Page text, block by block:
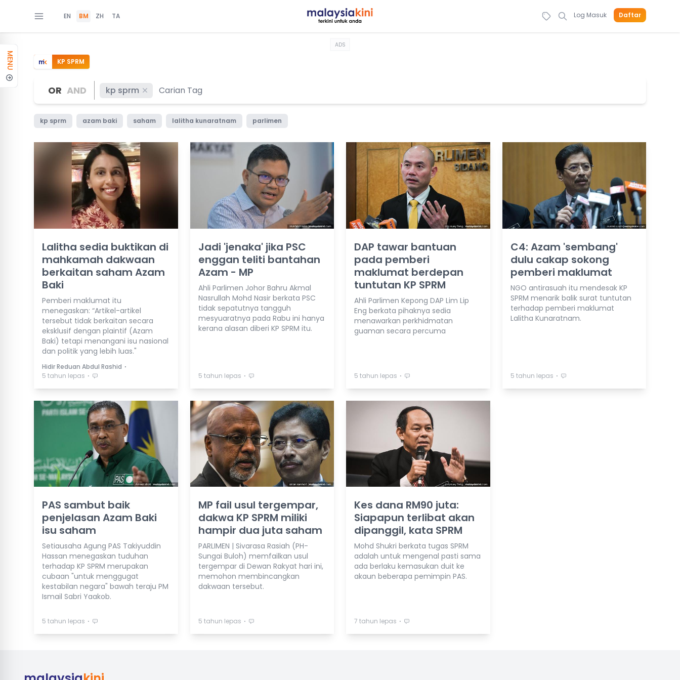
EN BM ZH TA Log Masuk Daftar
MENU
ADS
KP SPRM
OR AND kp sprm
kp sprm azam baki saham lalitha kunaratnam parlimen
Lalitha sedia buktikan di
mahkamah dakwaan
berkaitan saham Azam
Baki
Pemberi maklumat itu
menegaskan: “Artikel-artikel
tersebut tidak berkaitan secara
eksklusif dengan plaintif (Azam
Baki) tetapi menangani isu nasional
dan politik yang lebih luas."
Hidir Reduan Abdul Rashid ⋅
5 tahun lepas ⋅
Jadi 'jenaka' jika PSC
enggan teliti bantahan
Azam - MP
Ahli Parlimen Johor Bahru Akmal
Nasrullah Mohd Nasir berkata PSC
tidak sepatutnya tangguh
mesyuaratnya pada Rabu ini hanya
kerana alasan diberi KP SPRM itu.
5 tahun lepas ⋅
DAP tawar bantuan
pada pemberi
maklumat berdepan
tuntutan KP SPRM
Ahli Parlimen Kepong DAP Lim Lip
Eng berkata pihaknya sedia
menawarkan perkhidmatan
guaman secara percuma
5 tahun lepas ⋅
C4: Azam 'sembang'
dulu cakap sokong
pemberi maklumat
NGO antirasuah itu mendesak KP
SPRM menarik balik surat tuntutan
terhadap pemberi maklumat
Lalitha Kunaratnam.
5 tahun lepas ⋅
PAS sambut baik
penjelasan Azam Baki
isu saham
Setiausaha Agung PAS Takiyuddin
Hassan menegaskan tuduhan
terhadap KP SPRM merupakan
cubaan "untuk menggugat
kestabilan negara" bawah teraju PM
Ismail Sabri Yaakob.
5 tahun lepas ⋅
MP fail usul tergempar,
dakwa KP SPRM miliki
hampir dua juta saham
PARLIMEN | Sivarasa Rasiah (PH-
Sungai Buloh) memfailkan usul
tergempar di Dewan Rakyat hari ini,
memohon membincangkan
dakwaan tersebut.
5 tahun lepas ⋅
Kes dana RM90 juta:
Siapapun terlibat akan
dipanggil, kata SPRM
Mohd Shukri berkata tugas SPRM
adalah untuk mengenal pasti sama
ada berlaku kemasukan duit ke
akaun beberapa pemimpin PAS.
7 tahun lepas ⋅